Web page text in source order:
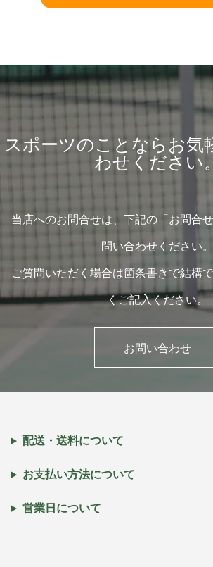
スポーツのことならお気
わせください。
当店へのお問合せは、下記の「お問合
問い合わせください。
ご質問いただく場合は箇条書きで結構
くご記入ください。
お問い合わせ
配送・送料について
お支払い方法について
営業日について